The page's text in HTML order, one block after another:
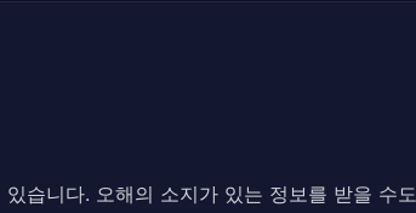
습니다. 오해의 소지가 있는 정보를 받을 수